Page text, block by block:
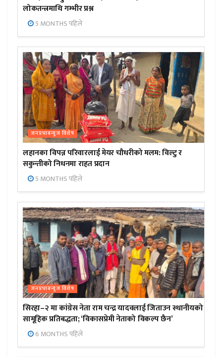
लोकतन्त्रमाथि गम्भीर प्रश्न
5 MONTHS पहिले
जनप्रभाबन्युज विशेष
लहानका विपन्न परिवारलाई मेयर चौधरीको मलम: विल्टु र
सकुन्तीको निधनमा राहत प्रदान
5 MONTHS पहिले
जनप्रभाबन्युज विशेष
सिरहा–२ मा कांग्रेस नेता राम चन्द्र यादवलाई जिताउन स्थानीयको
सामूहिक प्रतिबद्धता; ‘विकासप्रेमी नेताको विकल्प छैन’
6 MONTHS पहिले